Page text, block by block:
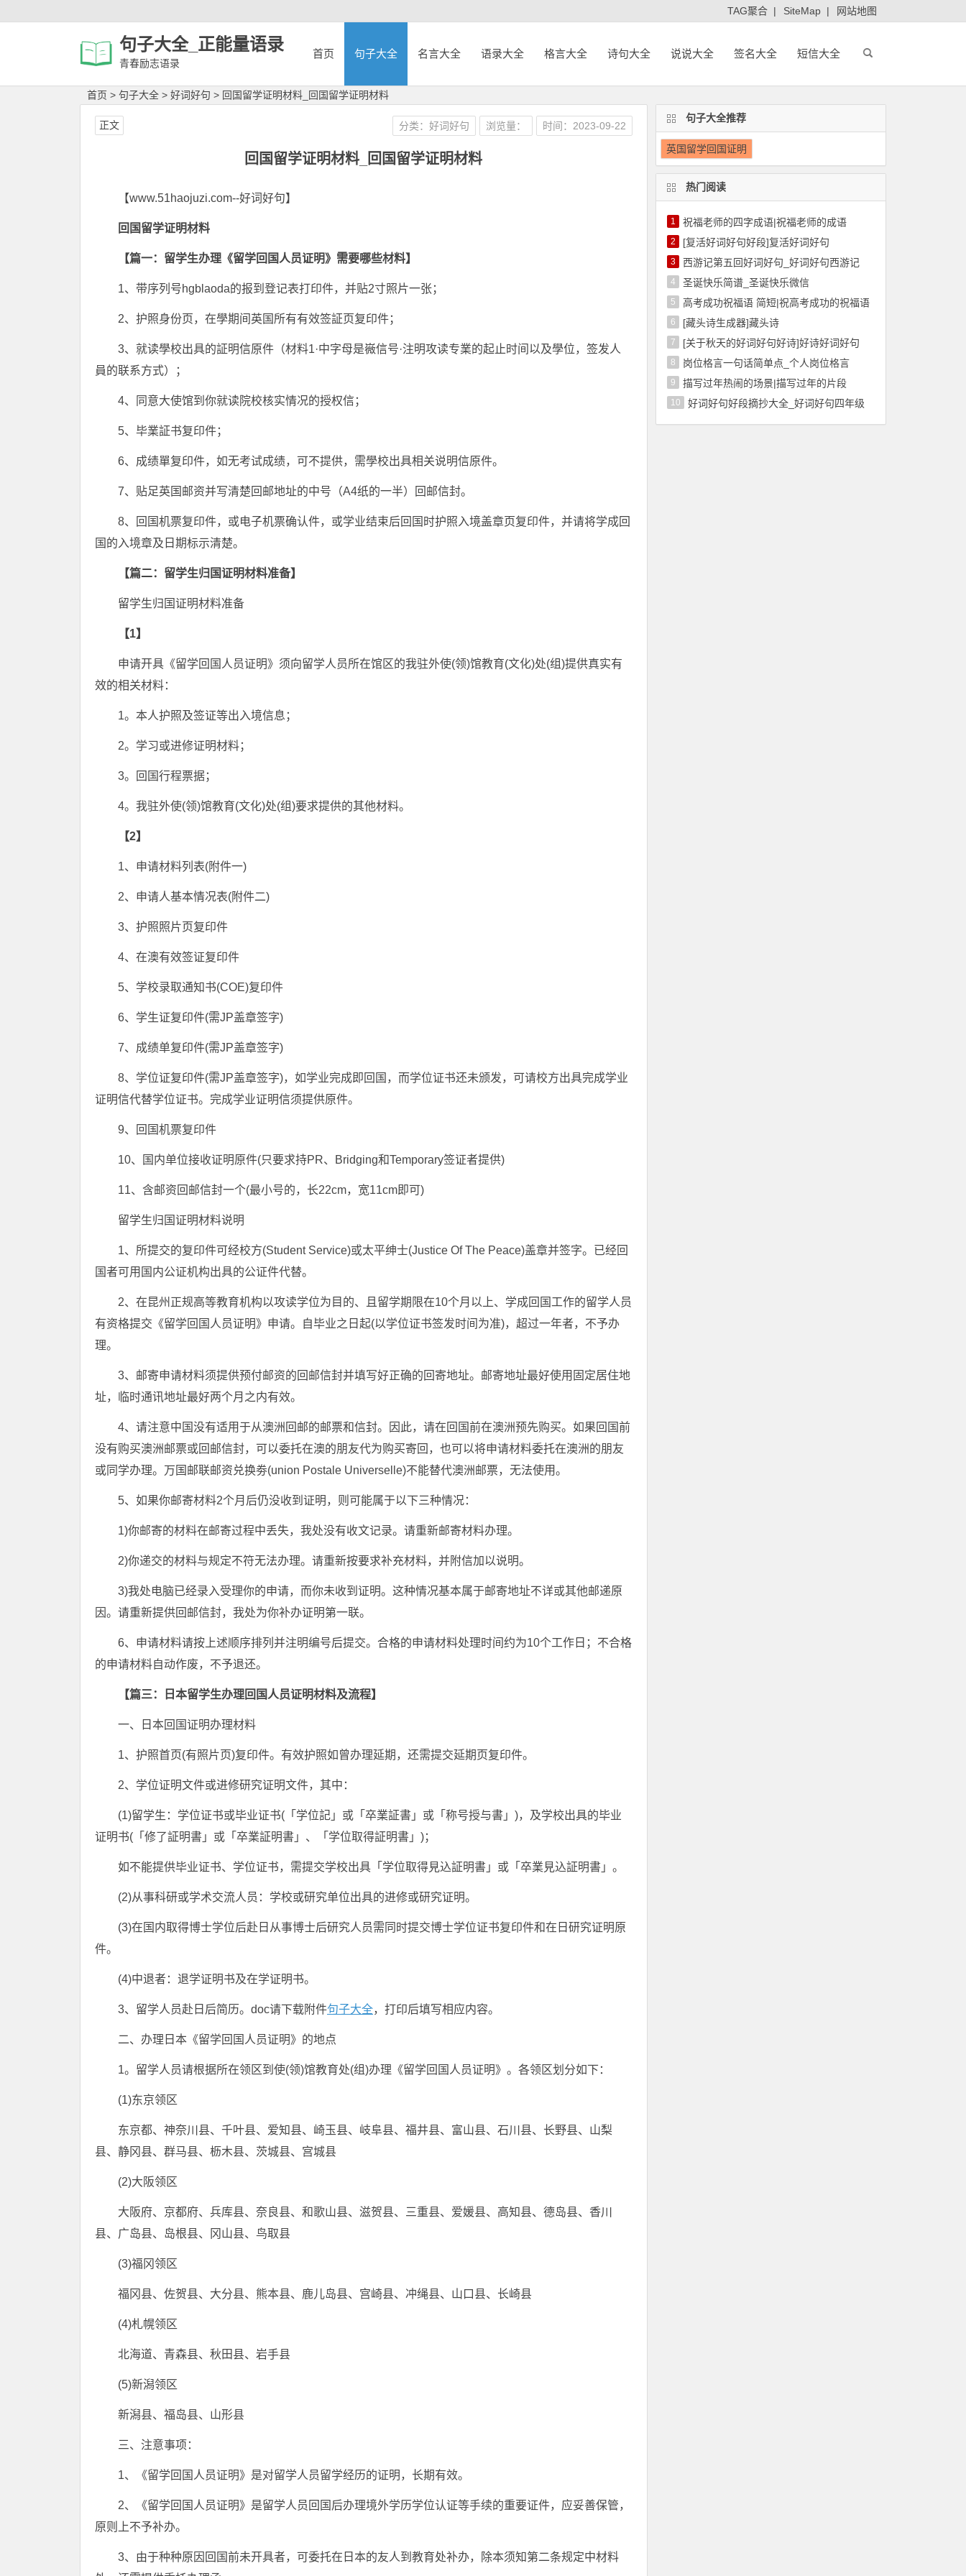
TAG聚合 | SiteMap | 网站地图
句子大全_正能量语录
青春励志语录
首页 句子大全 名言大全 语录大全 格言大全 诗句大全 说说大全 签名大全 短信大全
首页 > 句子大全 > 好词好句 > 回国留学证明材料_回国留学证明材料
回国留学证明材料_回国留学证明材料
分类：好词好句 浏览量： 时间：2023-09-22
正文
【www.51haojuzi.com--好词好句】
回国留学证明材料
【篇一：留学生办理《留学回国人员证明》需要哪些材料】
1、带序列号hgblaoda的报到登记表打印件，并贴2寸照片一张；
2、护照身份页，在學期间英国所有有效签証页复印件；
3、就读學校出具的証明信原件（材料1·中字母是嶶信号·注明攻读专業的起止时间以及學位，签发人
員的联系方式）；
4、同意大使馆到你就读院校核实情况的授权信；
5、毕業証书复印件；
6、成绩單复印件，如无考试成绩，可不提供，需學校出具相关说明信原件。
7、贴足英国邮资并写清楚回邮地址的中号（A4纸的一半）回邮信封。
8、回国机票复印件，或电子机票确认件，或学业结束后回国时护照入境盖章页复印件，并请将学成回
国的入境章及日期标示清楚。
【篇二：留学生归国证明材料准备】
留学生归国证明材料准备
【1】
申请开具《留学回国人员证明》须向留学人员所在馆区的我驻外使(领)馆教育(文化)处(组)提供真实有
效的相关材料：
1。本人护照及签证等出入境信息；
2。学习或进修证明材料；
3。回国行程票据；
4。我驻外使(领)馆教育(文化)处(组)要求提供的其他材料。
【2】
1、申请材料列表(附件一)
2、申请人基本情况表(附件二)
3、护照照片页复印件
4、在澳有效签证复印件
5、学校录取通知书(COE)复印件
6、学生证复印件(需JP盖章签字)
7、成绩单复印件(需JP盖章签字)
8、学位证复印件(需JP盖章签字)，如学业完成即回国，而学位证书还未颁发，可请校方出具完成学业
证明信代替学位证书。完成学业证明信须提供原件。
9、回国机票复印件
10、国内单位接收证明原件(只要求持PR、Bridging和Temporary签证者提供)
11、含邮资回邮信封一个(最小号的，长22cm，宽11cm即可)
留学生归国证明材料说明
1、所提交的复印件可经校方(Student Service)或太平绅士(Justice Of The Peace)盖章并签字。已经回
国者可用国内公证机构出具的公证件代替。
2、在昆州正规高等教育机构以攻读学位为目的、且留学期限在10个月以上、学成回国工作的留学人员
有资格提交《留学回国人员证明》申请。自毕业之日起(以学位证书签发时间为准)，超过一年者，不予办
理。
3、邮寄申请材料须提供预付邮资的回邮信封并填写好正确的回寄地址。邮寄地址最好使用固定居住地
址，临时通讯地址最好两个月之内有效。
4、请注意中国没有适用于从澳洲回邮的邮票和信封。因此，请在回国前在澳洲预先购买。如果回国前
没有购买澳洲邮票或回邮信封，可以委托在澳的朋友代为购买寄回，也可以将申请材料委托在澳洲的朋友
或同学办理。万国邮联邮资兑换劵(union Postale Universelle)不能替代澳洲邮票，无法使用。
5、如果你邮寄材料2个月后仍没收到证明，则可能属于以下三种情况：
1)你邮寄的材料在邮寄过程中丢失，我处没有收文记录。请重新邮寄材料办理。
2)你递交的材料与规定不符无法办理。请重新按要求补充材料，并附信加以说明。
3)我处电脑已经录入受理你的申请，而你未收到证明。这种情况基本属于邮寄地址不详或其他邮递原
因。请重新提供回邮信封，我处为你补办证明第一联。
6、申请材料请按上述顺序排列并注明编号后提交。合格的申请材料处理时间约为10个工作日；不合格
的申请材料自动作废，不予退还。
【篇三：日本留学生办理回国人员证明材料及流程】
一、日本回国证明办理材料
1、护照首页(有照片页)复印件。有效护照如曾办理延期，还需提交延期页复印件。
2、学位证明文件或进修研究证明文件，其中：
(1)留学生：学位证书或毕业证书(「学位記」或「卒業証書」或「称号授与書」)，及学校出具的毕业
证明书(「修了証明書」或「卒業証明書」、「学位取得証明書」)；
如不能提供毕业证书、学位证书，需提交学校出具「学位取得見込証明書」或「卒業見込証明書」。
(2)从事科研或学术交流人员：学校或研究单位出具的进修或研究证明。
(3)在国内取得博士学位后赴日从事博士后研究人员需同时提交博士学位证书复印件和在日研究证明原
件。
(4)中退者：退学证明书及在学证明书。
3、留学人员赴日后简历。doc请下载附件句子大全，打印后填写相应内容。
二、办理日本《留学回国人员证明》的地点
1。留学人员请根据所在领区到使(领)馆教育处(组)办理《留学回国人员证明》。各领区划分如下：
(1)东京领区
东京都、神奈川县、千叶县、爱知县、崎玉县、岐阜县、福井县、富山县、石川县、长野县、山梨
县、静冈县、群马县、枥木县、茨城县、宫城县
(2)大阪领区
大阪府、京都府、兵库县、奈良县、和歌山县、滋贺县、三重县、爱媛县、高知县、德岛县、香川
县、广岛县、岛根县、冈山县、鸟取县
(3)福冈领区
福冈县、佐贺县、大分县、熊本县、鹿儿岛县、宫崎县、冲绳县、山口县、长崎县
(4)札幌领区
北海道、青森县、秋田县、岩手县
(5)新潟领区
新潟县、福岛县、山形县
三、注意事项：
1、《留学回国人员证明》是对留学人员留学经历的证明，长期有效。
2、《留学回国人员证明》是留学人员回国后办理境外学历学位认证等手续的重要证件，应妥善保管，
原则上不予补办。
3、由于种种原因回国前未开具者，可委托在日本的友人到教育处补办，除本须知第二条规定中材料
句子大全推荐
英国留学回国证明
热门阅读
1 祝福老师的四字成语|祝福老师的成语
2 [复活好词好句好段]复活好词好句
3 西游记第五回好词好句_好词好句西游记
4 圣诞快乐简谱_圣诞快乐微信
5 高考成功祝福语 简短|祝高考成功的祝福语
6 [藏头诗生成器]藏头诗
7 [关于秋天的好词好句好诗]好诗好词好句
8 岗位格言一句话简单点_个人岗位格言
9 描写过年热闹的场景|描写过年的片段
10 好词好句好段摘抄大全_好词好句四年级